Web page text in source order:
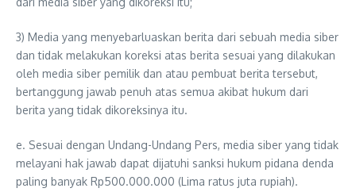
3) Media yang menyebarluaskan berita dari sebuah media siber
dan tidak melakukan koreksi atas berita sesuai yang dilakukan
oleh media siber pemilik dan atau pembuat berita tersebut,
bertanggung jawab penuh atas semua akibat hukum dari
berita yang tidak dikoreksinya itu.
e. Sesuai dengan Undang-Undang Pers, media siber yang tidak
melayani hak jawab dapat dijatuhi sanksi hukum pidana denda
paling banyak Rp500.000.000 (Lima ratus juta rupiah).